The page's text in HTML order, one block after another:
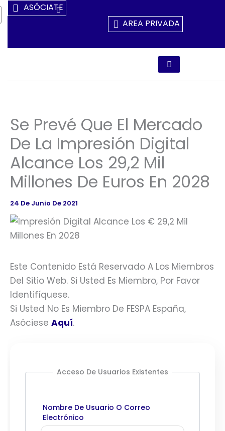
Ir
Al
ASÓCIATE
AREA PRIVADA
Se Prevé Que El Mercado
De La Impresión Digital
Alcance Los 29,2 Mil
Millones De Euros En 2028
24 De Junio De 2021
Este Contenido Está Reservado A Los Miembros
Del Sitio Web. Si Usted Es Miembro, Por Favor
Identifíquese.
Si Usted No Es Miembro De FESPA España,
Asóciese Aquí.
Acceso De Usuarios Existentes
Nombre De Usuario O Correo
Electrónico